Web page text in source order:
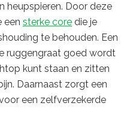
heupspieren. Door deze
een sterke core die je
te behouden. Een
ruggengraat goed wordt
kunt staan en zitten
Daarnaast zorgt een
een zelfverzekerde